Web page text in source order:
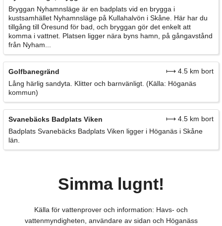
Bryggan Nyhamnsläge är en badplats vid en brygga i
kustsamhället Nyhamnsläge på Kullahalvön i Skåne. Här har du
tillgång till Öresund för bad, och bryggan gör det enkelt att
komma i vattnet. Platsen ligger nära byns hamn, på gångavstånd
från Nyham...
Golfbanegränd
⟼ 4.5 km bort
Lång härlig sandyta. Klitter och barnvänligt. (Källa: Höganäs
kommun)
Svanebäcks Badplats Viken
⟼ 4.5 km bort
Badplats Svanebäcks Badplats Viken ligger i Höganäs i Skåne
län.
Simma lugnt!
Källa för vattenprover och information: Havs- och
vattenmyndigheten, användare av sidan och Höganäss